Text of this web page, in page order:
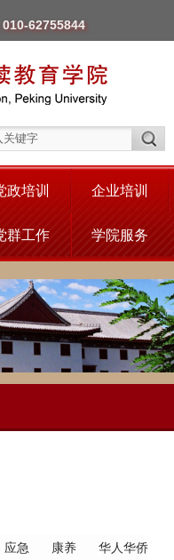
010-62755844
政培训 企业培训
群工作 学院服务
应急 康养
华人华侨